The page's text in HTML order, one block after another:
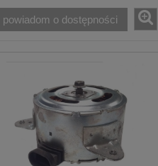
powiadom o dostępności